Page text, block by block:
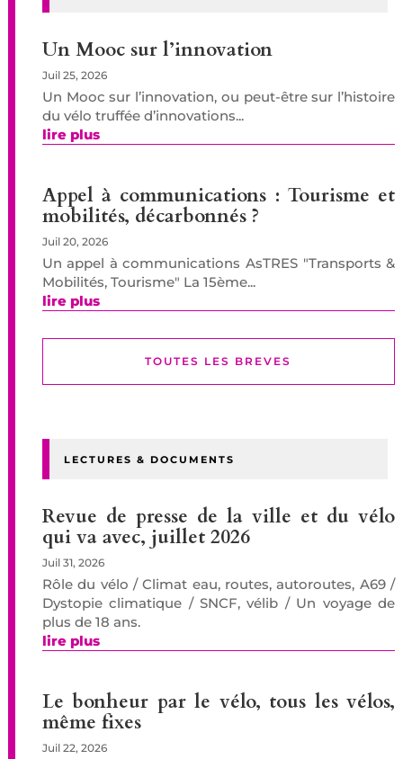
Un Mooc sur l’innovation
Juil 25, 2026
Un Mooc sur l’innovation, ou peut-être sur l’histoire
du vélo truffée d’innovations...
lire plus
Appel à communications : Tourisme et
mobilités, décarbonnés ?
Juil 20, 2026
Un appel à communications AsTRES "Transports &
Mobilités, Tourisme" La 15ème...
lire plus
TOUTES LES BREVES
LECTURES & DOCUMENTS
Revue de presse de la ville et du vélo
qui va avec, juillet 2026
Juil 31, 2026
Rôle du vélo / Climat eau, routes, autoroutes, A69 /
Dystopie climatique / SNCF, vélib / Un voyage de
plus de 18 ans.
lire plus
Le bonheur par le vélo, tous les vélos,
même fixes
Juil 22, 2026